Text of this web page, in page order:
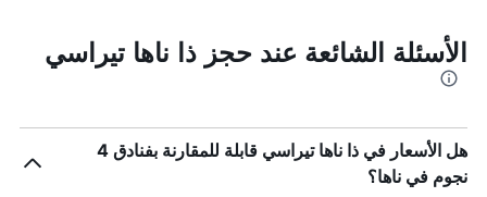
الأسئلة الشائعة عند حجز ذا ناها تيراسي
هل الأسعار في ذا ناها تيراسي قابلة للمقارنة بفنادق 4
نجوم في ناها؟